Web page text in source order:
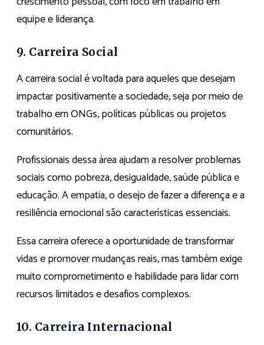
equipe e liderança.
9. Carreira Social
A carreira social é voltada para aqueles que desejam
impactar positivamente a sociedade, seja por meio de
trabalho em ONGs, políticas públicas ou projetos
comunitários.
Profissionais dessa área ajudam a resolver problemas
sociais como pobreza, desigualdade, saúde pública e
educação. A empatia, o desejo de fazer a diferença e a
resiliência emocional são características essenciais.
Essa carreira oferece a oportunidade de transformar
vidas e promover mudanças reais, mas também exige
muito comprometimento e habilidade para lidar com
recursos limitados e desafios complexos.
10. Carreira Internacional